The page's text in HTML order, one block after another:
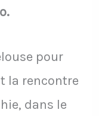
pour
la rencontre
dans le